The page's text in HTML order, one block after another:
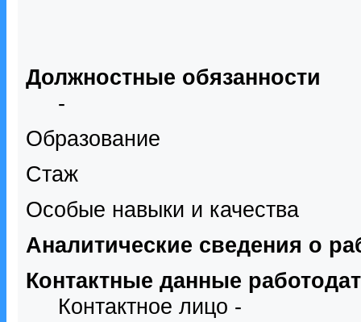
Должностные обязанности
-
Образование
Стаж
Особые навыки и качества
Аналитические сведения о
Контактные данные
Контактное лицо -